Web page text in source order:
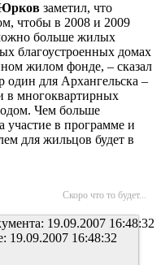
заметил, что
чтобы в 2008 и 2009
больше жилых
благоустроенных домах
жилом фонде, – сказал
для Архангельска –
в многоквартирных
Чем больше
в программе и
для жильцов будет в
Скоро что то будет...
19.09.2007 16:48:32
19.09.2007 16:48:32